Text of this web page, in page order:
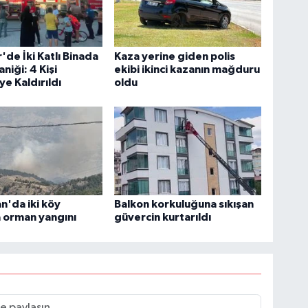
İki Katlı Binada
4 Kişi
Kaldırıldı
Kaza yerine giden polis
ekibi ikinci kazanın mağduru
oldu
iki köy
yangını
Balkon korkuluğuna sıkışan
güvercin kurtarıldı